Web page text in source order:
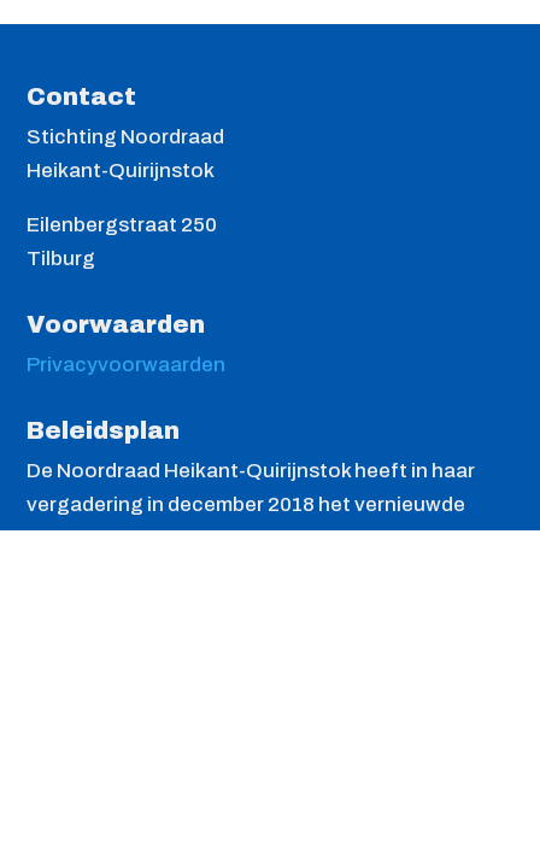
Contact
Stichting Noordraad
Heikant-Quirijnstok
Eilenbergstraat 250
Tilburg
Voorwaarden
Privacyvoorwaarden
Beleidsplan
De Noordraad Heikant-Quirijnstok heeft in haar
vergadering in december 2018 het vernieuwde
beleidsplan 2019-2022 en het werkplan 2019